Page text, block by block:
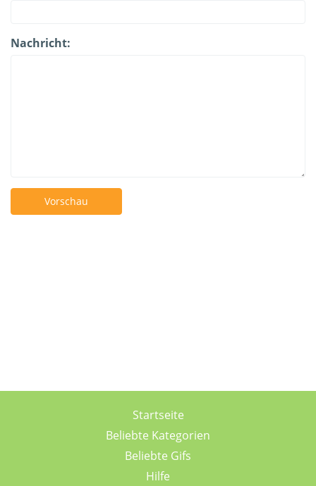
Nachricht:
Vorschau
Startseite
Beliebte Kategorien
Beliebte Gifs
Hilfe